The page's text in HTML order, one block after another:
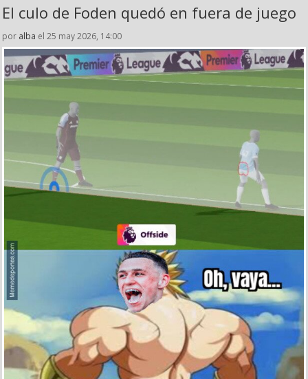
El culo de Foden quedó en fuera de juego
por alba el 25 may 2026, 14:00